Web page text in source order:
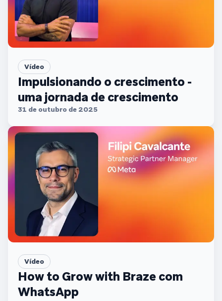
Vídeo
Impulsionando o crescimento -
uma jornada de crescimento
31 de outubro de 2025
Vídeo
How to Grow with Braze com
WhatsApp